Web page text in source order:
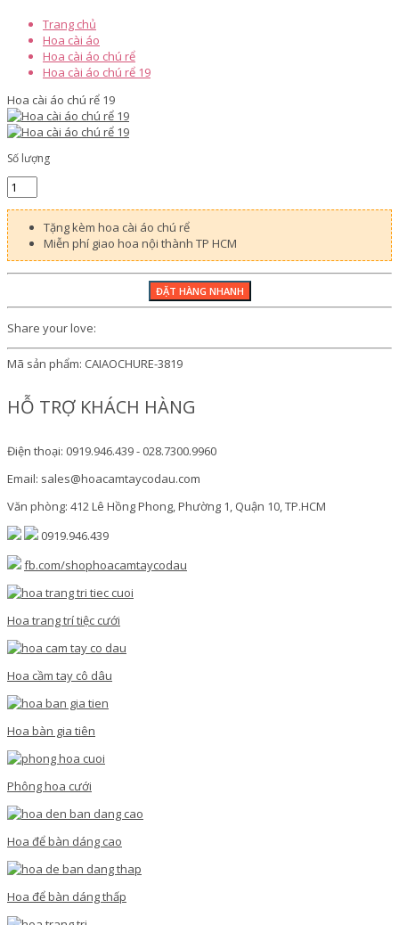
Trang chủ
Hoa cài áo
Hoa cài áo chú rể
Hoa cài áo chú rể 19
Hoa cài áo chú rể 19
Số lượng
Tặng kèm hoa cài áo chú rể
Miễn phí giao hoa nội thành TP HCM
Share your love:
Mã sản phẩm: CAIAOCHURE-3819
HỖ TRỢ KHÁCH HÀNG
Điện thoại: 0919.946.439 - 028.7300.9960
Email: sales@hoacamtaycodau.com
Văn phòng: 412 Lê Hồng Phong, Phường 1, Quận 10, TP.HCM
0919.946.439
fb.com/shophoacamtaycodau
Hoa trang trí tiệc cưới
Hoa cầm tay cô dâu
Hoa bàn gia tiên
Phông hoa cưới
Hoa để bàn dáng cao
Hoa để bàn dáng thấp